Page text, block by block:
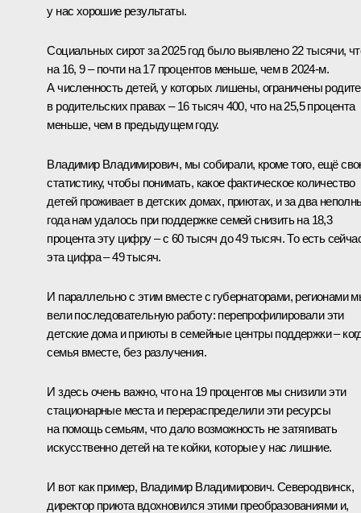
у нас хорошие результаты.
Социальных сирот за 2025 год было выявлено 22 тысячи,
на 16, 9 – почти на 17 процентов меньше, чем в 2024-м.
А численность детей, у которых лишены, ограничены
в родительских правах – 16 тысяч 400, что на 25,5 процента
меньше, чем в предыдущем году.
Владимир Владимирович, мы собирали, кроме того, ещё
статистику, чтобы понимать, какое фактическое количество
детей проживает в детских домах, приютах, и за два
года нам удалось при поддержке семей снизить на 18,3
процента эту цифру – с 60 тысяч до 49 тысяч. То есть
эта цифра – 49 тысяч.
И параллельно с этим вместе с губернаторами, регионами
вели последовательную работу: перепрофилировали эти
детские дома и приюты в семейные центры поддержки –
семья вместе, без разлучения.
И здесь очень важно, что на 19 процентов мы снизили эти
стационарные места и перераспределили эти ресурсы
на помощь семьям, что дало возможность не затягивать
искусственно детей на те койки, которые у нас лишние.
И вот как пример, Владимир Владимирович. Северодвинск,
директор приюта вдохновился этими преобразованиями и,